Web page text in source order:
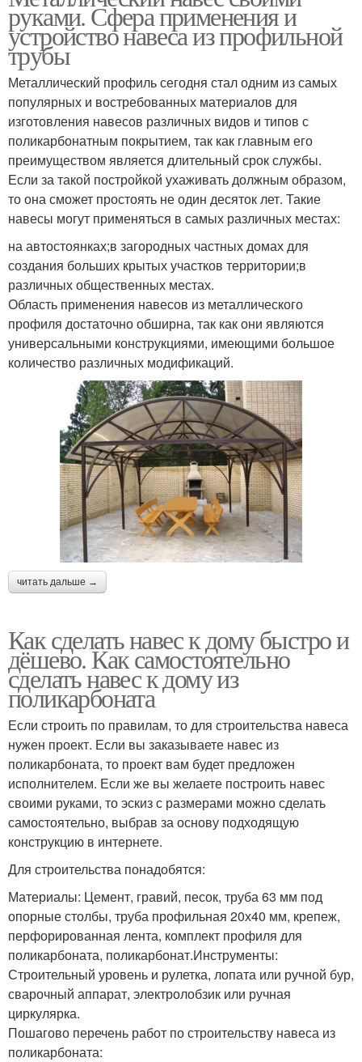
руками. Сфера применения и
устройство навеса из профильной
трубы
Металлический профиль сегодня стал одним из самых
популярных и востребованных материалов для
изготовления навесов различных видов и типов с
поликарбонатным покрытием, так как главным его
преимуществом является длительный срок службы.
Если за такой постройкой ухаживать должным образом,
то она сможет простоять не один десяток лет. Такие
навесы могут применяться в самых различных местах:
на автостоянках;в загородных частных домах для
создания больших крытых участков территории;в
различных общественных местах.
Область применения навесов из металлического
профиля достаточно обширна, так как они являются
универсальными конструкциями, имеющими большое
количество различных модификаций.
читать дальше →
Как сделать навес к дому быстро и
дёшево. Как самостоятельно
сделать навес к дому из
поликарбоната
Если строить по правилам, то для строительства навеса
нужен проект. Если вы заказываете навес из
поликарбоната, то проект вам будет предложен
исполнителем. Если же вы желаете построить навес
своими руками, то эскиз с размерами можно сделать
самостоятельно, выбрав за основу подходящую
конструкцию в интернете.
Для строительства понадобятся:
Материалы: Цемент, гравий, песок, труба 63 мм под
опорные столбы, труба профильная 20х40 мм, крепеж,
перфорированная лента, комплект профиля для
поликарбоната, поликарбонат.Инструменты:
Строительный уровень и рулетка, лопата или ручной бур,
сварочный аппарат, электролобзик или ручная
циркулярка.
Пошагово перечень работ по строительству навеса из
поликарбоната: